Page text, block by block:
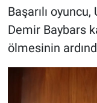
Başarılı
Demir Baybars
ölmesinin